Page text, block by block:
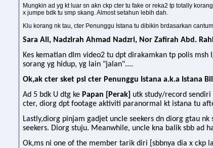
Mungkin ad yg kt luar sn akn ckp cter tu fake or reka2 tp totally
x jumpe bdk tu smp skang. Almost setahun lebih dah.
Klu korang nk tau, cter Penunggu Istana tu dibikin brdasarkan
Sara Ali, Nadzirah Ahmad Nadzri, Nor Zafirah Abd.
Kes kematian dlm video2 tu dpt dirakamkan tp polis
sorang yg hidup, yg lain "jalan"....
Ok,ak cter sket psl cter Penunggu Istana a.k.a Istana
Ad 5 bdk U dtg ke Papan [Perak]
utk study/record
cter, diorg dpt footage aktiviti paranormal kt istana tu
Lastly,diorg pinjam gadjet uncle seekers dn diorg gtau
seekers. Diorg stuju. Meanwhile, uncle kna balik sbb ad
Ok,ms ni one of the member tarik diri [sbbnya dia x ckp